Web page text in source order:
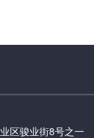
区骏业街8号之一